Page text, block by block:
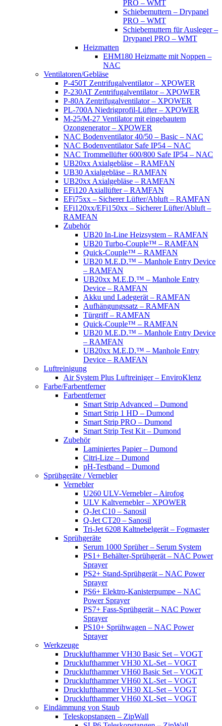
PRO – WMT
Schiebemuttern – Drypanel
PRO – WMT
Schiebemuttern für Ausleger –
Drypanel PRO – WMT
Heizmatten
EHM180 Heizmatte mit Noppen –
NAC
Ventilatoren/Gebläse
P-450T Zentrifugalventilator – XPOWER
P-230AT Zentrifugalventilator – XPOWER
P-80A Zentrifugalventilator – XPOWER
PL-700A Niedrigprofil-Lüfter – XPOWER
M-25/M-27 Ventilator mit eingebautem
Ozongenerator – XPOWER
NAC Bodenventilator 40/50 – Basic – NAC
NAC Bodenventilator Safe IP54 – NAC
NAC Trommellüfter 600/800 Safe IP54 – NAC
UB20xx Axialgebläse – RAMFAN
UB30 Axialgebläse – RAMFAN
UB20xx Axialgebläse – RAMFAN
EFi120 Axiallüfter – RAMFAN
EFi75xx – Sicherer Lüfter/Abluft – RAMFAN
EFi120xx/EFi150xx – Sicherer Lüfter/Abluft –
RAMFAN
Zubehör
UB20 In-Line Heizsystem – RAMFAN
UB20 Turbo-Couple™ – RAMFAN
Quick-Couple™ – RAMFAN
UB20 M.E.D.™ – Manhole Entry Device
– RAMFAN
UB20xx M.E.D.™ – Manhole Entry
Device – RAMFAN
Akku und Ladegerät – RAMFAN
Aufhängungssatz – RAMFAN
Türgriff – RAMFAN
Quick-Couple™ – RAMFAN
UB20 M.E.D.™ – Manhole Entry Device
– RAMFAN
UB20xx M.E.D.™ – Manhole Entry
Device – RAMFAN
Luftreinigung
Air System Plus Luftreiniger – EnviroKlenz
Farbe/Farbentferner
Farbentferner
Smart Strip Advanced – Dumond
Smart Strip 1 HD – Dumond
Smart Strip PRO – Dumond
Smart Strip Test Kit – Dumond
Zubehör
Laminiertes Papier – Dumond
Citri-Lize – Dumond
pH-Testband – Dumond
Sprühgeräte / Vernebler
Vernebler
U260 ULV-Vernebler – Airofog
ULV Kaltvernebler – XPOWER
Q-Jet C10 – Sanosil
Q-Jet CT20 – Sanosil
Tri-Jet 6208 Kaltnebelgerät – Fogmaster
Sprühgeräte
Serum 1000 Sprüher – Serum System
PS1+ Behälter-Sprühgerät – NAC Power
Sprayer
PS2+ Stand-Sprühgerät – NAC Power
Sprayer
PS6+ Elektro-Kanisterpumpe – NAC
Power Sprayer
PS7+ Fass-Sprühgerät – NAC Power
Sprayer
PS10+ Sprühwagen – NAC Power
Sprayer
Werkzeuge
Drucklufthammer VH30 Basic Set – VOGT
Drucklufthammer VH30 XL-Set – VOGT
Drucklufthammer VH60 Basic Set – VOGT
Drucklufthammer VH60 XL-Set – VOGT
Drucklufthammer VH30 XL-Set – VOGT
Drucklufthammer VH60 XL-Set – VOGT
Eindämmung von Staub
Teleskopstangen – ZipWall